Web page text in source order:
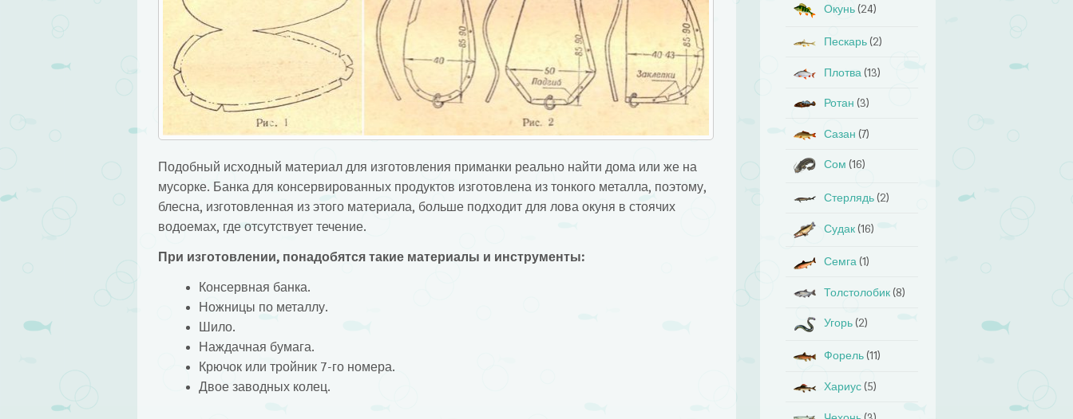
Подобный исходный материал для изготовления приманки реально найти дома или же на
мусорке. Банка для консервированных продуктов изготовлена из тонкого металла, поэтому,
блесна, изготовленная из этого материала, больше подходит для лова окуня в стоячих
водоемах, где отсутствует течение.
При изготовлении, понадобятся такие материалы и инструменты:
Консервная банка.
Ножницы по металлу.
Шило.
Наждачная бумага.
Крючок или тройник 7-го номера.
Двое заводных колец.
Окунь (24)
Пескарь (2)
Плотва (13)
Ротан (3)
Сазан (7)
Сом (16)
Стерлядь (2)
Судак (16)
Семга (1)
Толстолобик (8)
Угорь (2)
Форель (11)
Хариус (5)